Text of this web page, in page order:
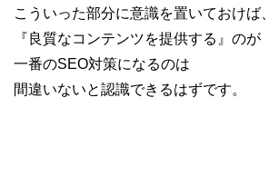
こういった部分に意識を置いておけば、
『良質なコンテンツを提供する』のが
一番のSEO対策になるのは
間違いないと認識できるはずです。